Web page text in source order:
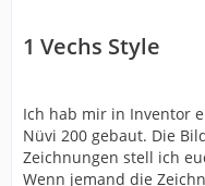
1 Vechs Style
Ich hab mir in Inventor
Nüvi 200 gebaut. Die
Zeichnungen stell ich
Wenn jemand die